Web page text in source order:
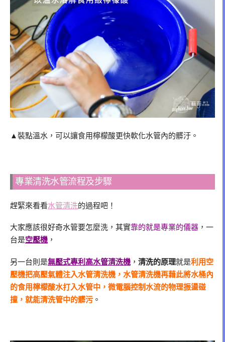
▲裝點溫水，可以讓食用檸檬酸更快軟化水管內的髒汙。
專業清洗水管流程及步驟
趕緊來看看水管清洗的過程吧！
大家應該很好奇水管要怎麼洗，其實靠的就是專業的儀器 ，一
台是空壓機 ，
另一台則是無壓式專利高水管清洗機 ， 清洗的原理就是利用空
壓機把高壓氣體注入水管清洗機，水管清洗機再藉此將水桶內
的食用檸檬酸水打入水管中，微電腦控制水流的物理振盪碰
撞，就能清洗管中的髒污 。